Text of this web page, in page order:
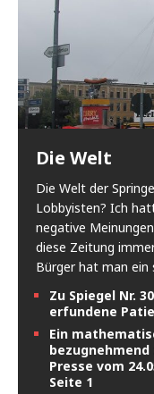
Die Welt
Die Welt der
Lobbyisten? Ich
negative
diese Zeitung
Bürger hat man ein
Zu Spiegel Nr.
erfundene
Ein
Presse vom
Seite 1